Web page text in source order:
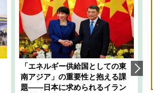
「エネルギー供給国としての東
南アジア」の重要性と抱える課
題――日本に求められるイラン